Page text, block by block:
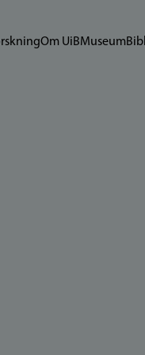
Om UiBMuseum